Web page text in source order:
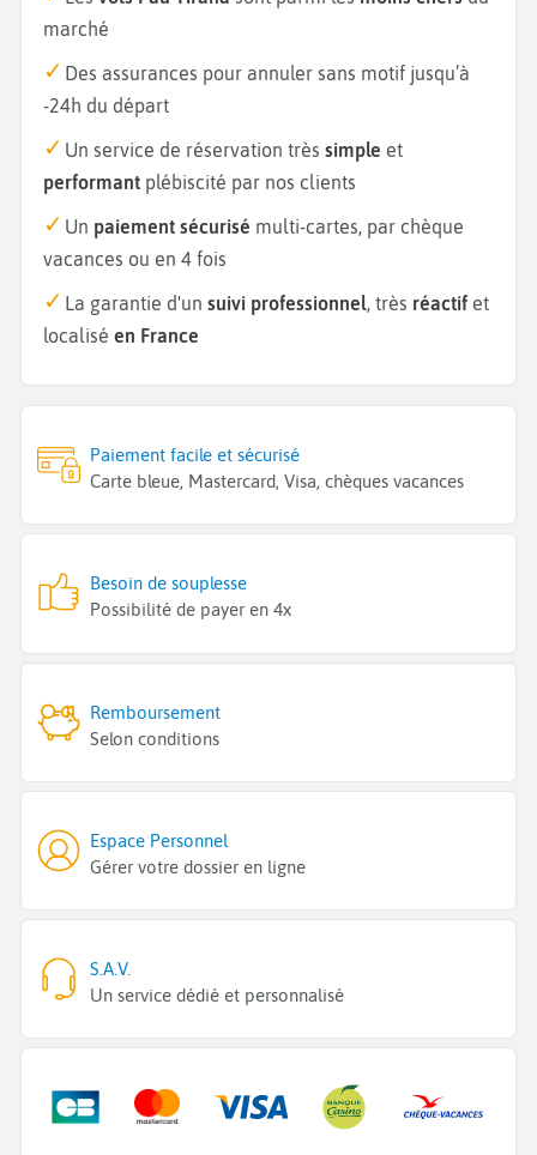
marché
Des assurances pour annuler sans motif jusqu’à
-24h du départ
Un service de réservation très simple et
performant plébiscité par nos clients
Un paiement sécurisé multi-cartes, par chèque
vacances ou en 4 fois
La garantie d'un suivi professionnel, très réactif et
localisé en France
Paiement facile et sécurisé
Carte bleue, Mastercard, Visa, chèques vacances
Besoin de souplesse
Possibilité de payer en 4x
Remboursement
Selon conditions
Espace Personnel
Gérer votre dossier en ligne
S.A.V.
Un service dédié et personnalisé